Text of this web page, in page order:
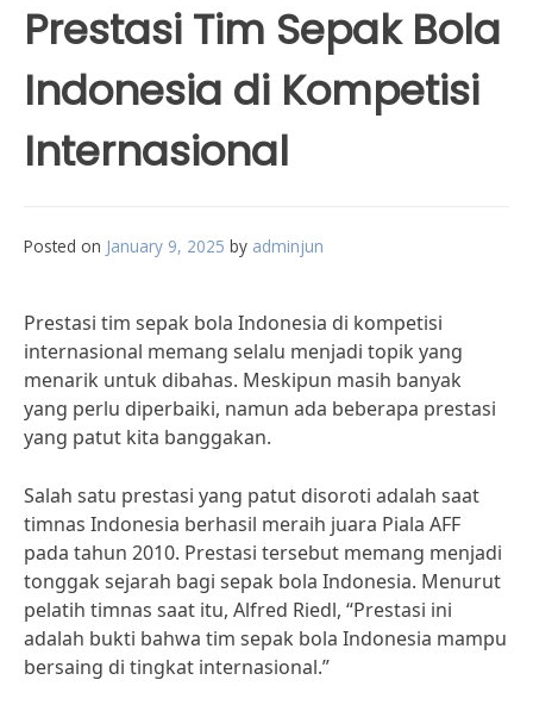
Prestasi Tim Sepak Bola
Indonesia di Kompetisi
Internasional
Posted on January 9, 2025 by adminjun
Prestasi tim sepak bola Indonesia di kompetisi
internasional memang selalu menjadi topik yang
menarik untuk dibahas. Meskipun masih banyak
yang perlu diperbaiki, namun ada beberapa prestasi
yang patut kita banggakan.
Salah satu prestasi yang patut disoroti adalah saat
timnas Indonesia berhasil meraih juara Piala AFF
pada tahun 2010. Prestasi tersebut memang menjadi
tonggak sejarah bagi sepak bola Indonesia. Menurut
pelatih timnas saat itu, Alfred Riedl, “Prestasi ini
adalah bukti bahwa tim sepak bola Indonesia mampu
bersaing di tingkat internasional.”